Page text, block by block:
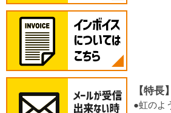
【特長】
●虹のよ